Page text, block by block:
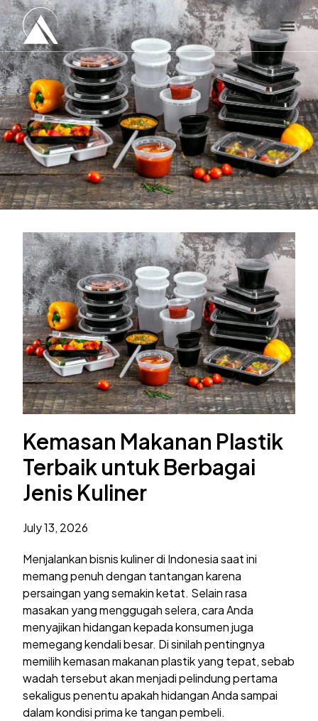
Kemasan Makanan Plastik
Terbaik untuk Berbagai
Jenis Kuliner
July 13, 2026
Menjalankan bisnis kuliner di Indonesia saat ini
memang penuh dengan tantangan karena
persaingan yang semakin ketat. Selain rasa
masakan yang menggugah selera, cara Anda
menyajikan hidangan kepada konsumen juga
memegang kendali besar. Di sinilah pentingnya
memilih kemasan makanan plastik yang tepat, sebab
wadah tersebut akan menjadi pelindung pertama
sekaligus penentu apakah hidangan Anda sampai
dalam kondisi prima ke tangan pembeli.